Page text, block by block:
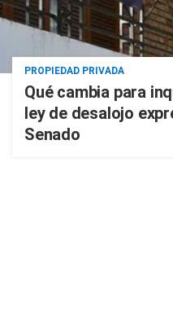
PROPIEDAD PRIVADA
Qué cambia para
ley de desalojo
Senado